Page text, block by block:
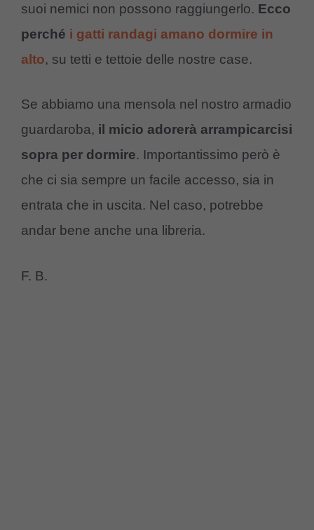
suoi nemici non possono raggiungerlo. Ecco
perché i gatti randagi amano dormire in
alto, su tetti e tettoie delle nostre case.
Se abbiamo una mensola nel nostro armadio
guardaroba, il micio adorerà arrampicarcisi
sopra per dormire. Importantissimo però è
che ci sia sempre un facile accesso, sia in
entrata che in uscita. Nel caso, potrebbe
andar bene anche una libreria.
F. B.